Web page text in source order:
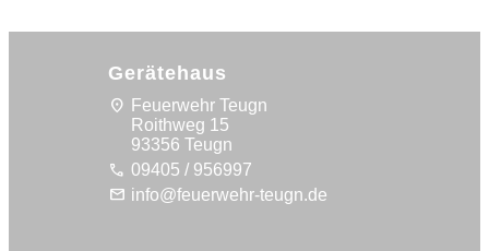
Gerätehaus
location_on Feuerwehr Teugn
Roithweg 15
93356 Teugn
call 09405 / 956997
mail info@feuerwehr-teugn.de